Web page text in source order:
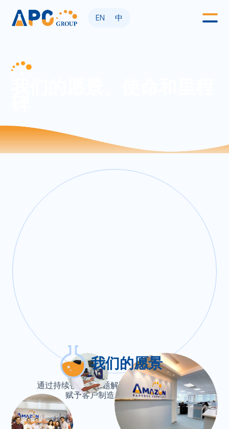
EN 中
我们的愿景
通过持续创新、问题解决和流程效率优化，
赋予客户制造卓越的力量。